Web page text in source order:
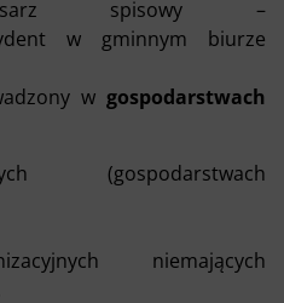
spisowy –
w gminnym biurze
w gospodarstwach
(gospodarstwach
niemających